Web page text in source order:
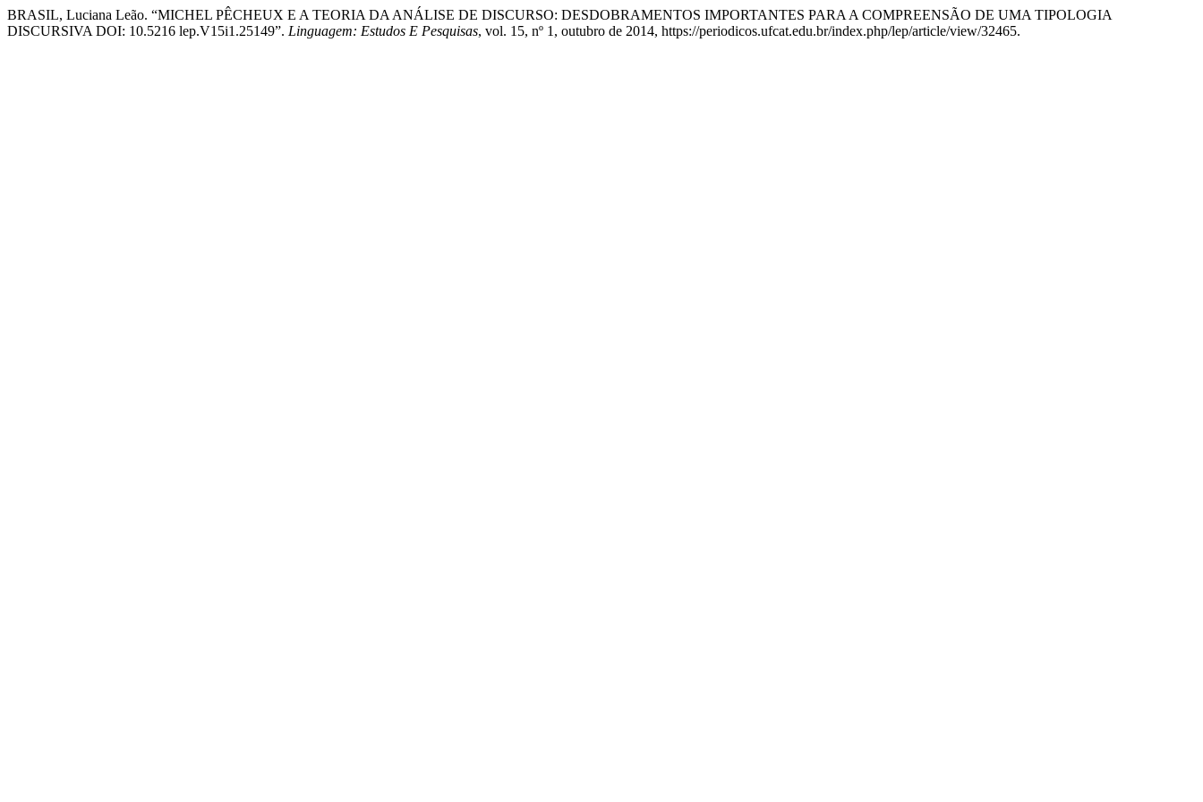
BRASIL, Luciana Leão. “MICHEL PÊCHEUX E A TEORIA DA ANÁLISE DE DISCURSO: DESDOBRAMENTOS IMPORTANTES PARA A COMPREENSÃO DE UMA TIPOLOGIA
DISCURSIVA DOI: 10.5216 lep.V15i1.25149”. Linguagem: Estudos E Pesquisas, vol. 15, nº 1, outubro de 2014, https://periodicos.ufcat.edu.br/index.php/lep/article/view/32465.